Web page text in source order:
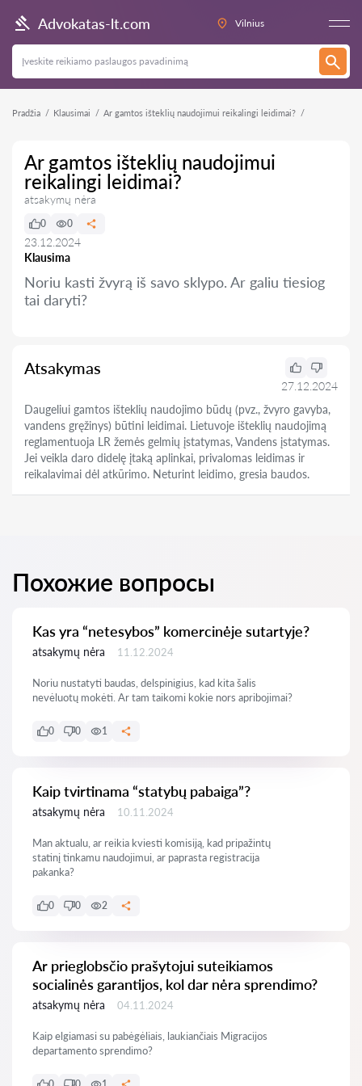
Advokatas-lt.com Vilnius
Pradžia Klausimai Ar gamtos išteklių naudojimui reikalingi leidimai?
Ar gamtos išteklių naudojimui
reikalingi leidimai?
atsakymų nėra
Klausima
0 0
23.12.2024
Noriu kasti žvyrą iš savo sklypo. Ar galiu tiesiog
tai daryti?
Atsakymas
27.12.2024
Daugeliui gamtos išteklių naudojimo būdų (pvz., žvyro gavyba,
vandens gręžinys) būtini leidimai. Lietuvoje išteklių naudojimą
reglamentuoja LR žemės gelmių įstatymas, Vandens įstatymas.
Jei veikla daro didelę įtaką aplinkai, privalomas leidimas ir
reikalavimai dėl atkūrimo. Neturint leidimo, gresia baudos.
Похожие вопросы
Kas yra “netesybos” komercinėje sutartyje?
atsakymų nėra 11.12.2024
Noriu nustatyti baudas, delspinigius, kad kita šalis
nevėluotų mokėti. Ar tam taikomi kokie nors apribojimai?
0 0 1
Kaip tvirtinama “statybų pabaiga”?
atsakymų nėra 10.11.2024
Man aktualu, ar reikia kviesti komisiją, kad pripažintų
statinį tinkamu naudojimui, ar paprasta registracija
pakanka?
0 0 2
Ar prieglobsčio prašytojui suteikiamos
socialinės garantijos, kol dar nėra sprendimo?
atsakymų nėra 04.11.2024
Kaip elgiamasi su pabėgėliais, laukiančiais Migracijos
departamento sprendimo?